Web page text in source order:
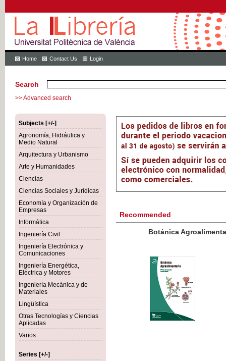
Home Contact Us Login
Search
>> Advanced search
Subjects [+/-]
Agronomía, Hidráulica y
Medio Natural
Arquitectura y Urbanismo
Arte y Humanidades
Ciencias
Ciencias Sociales y Jurídicas
Economía y Organización de
Empresas
Informática
Ingeniería Civil
Ingeniería Electrónica y
Comunicaciones
Ingeniería Energética,
Eléctrica y Motores
Ingeniería Mecánica y de
Materiales
Lingüística
Otras Tecnologías y Ciencias
Aplicadas
Varios
Series [+/-]
Recommended
Botánica Agroalimentaria